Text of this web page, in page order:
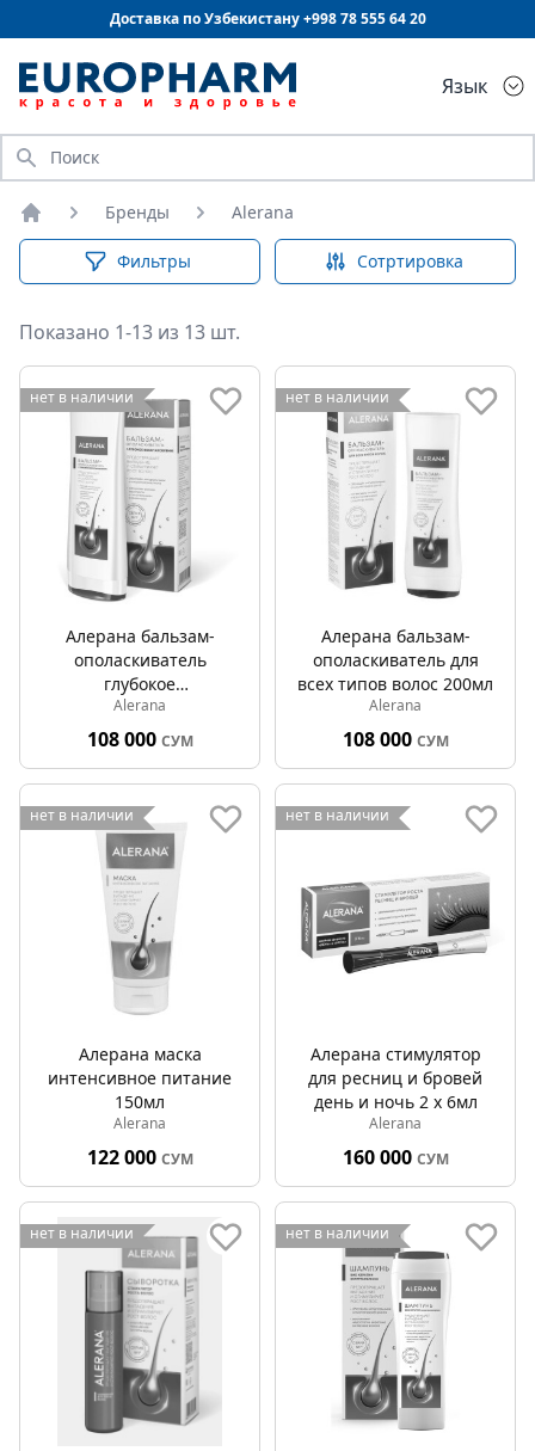
Доставка по Узбекистану +99878 555 64 20
Язык
Искать
Главная
Бренды Alerana
Фильтры Сотртировка
Показано 1-13 из 13 шт.
нет в наличии
Алерана бальзам-
ополаскиватель
глубокое
восстановление 200мл
Alerana
108 000 СУМ
нет в наличии
Алерана бальзам-
ополаскиватель для
всех типов волос 200мл
Alerana
108 000 СУМ
нет в наличии
Алерана маска
интенсивное питание
150мл
Alerana
122 000 СУМ
нет в наличии
Алерана стимулятор
для ресниц и бровей
день и ночь 2 х 6мл
Alerana
160 000 СУМ
нет в наличии нет в наличии